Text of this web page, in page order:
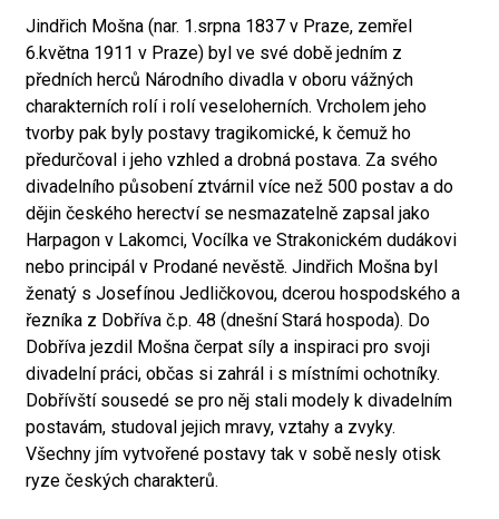
Jindřich Mošna (nar. 1.srpna 1837 v Praze, zemřel
6.května 1911 v Praze) byl ve své době jedním z
předních herců Národního divadla v oboru vážných
charakterních rolí i rolí veseloherních. Vrcholem jeho
tvorby pak byly postavy tragikomické, k čemuž ho
předurčoval i jeho vzhled a drobná postava. Za svého
divadelního působení ztvárnil více než 500 postav a do
dějin českého herectví se nesmazatelně zapsal jako
Harpagon v Lakomci, Vocílka ve Strakonickém dudákovi
nebo principál v Prodané nevěstě. Jindřich Mošna byl
ženatý s Josefínou Jedličkovou, dcerou hospodského a
řezníka z Dobříva č.p. 48 (dnešní Stará hospoda). Do
Dobříva jezdil Mošna čerpat síly a inspiraci pro svoji
divadelní práci, občas si zahrál i s místními ochotníky.
Dobřívští sousedé se pro něj stali modely k divadelním
postavám, studoval jejich mravy, vztahy a zvyky.
Všechny jím vytvořené postavy tak v sobě nesly otisk
ryze českých charakterů.